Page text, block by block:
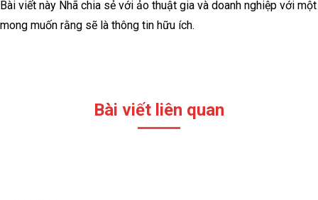
Bài viết này Nhã chia sẻ với ảo thuật gia và doanh nghiệp với một
mong muốn rằng sẽ là thông tin hữu ích.
Bài viết liên quan